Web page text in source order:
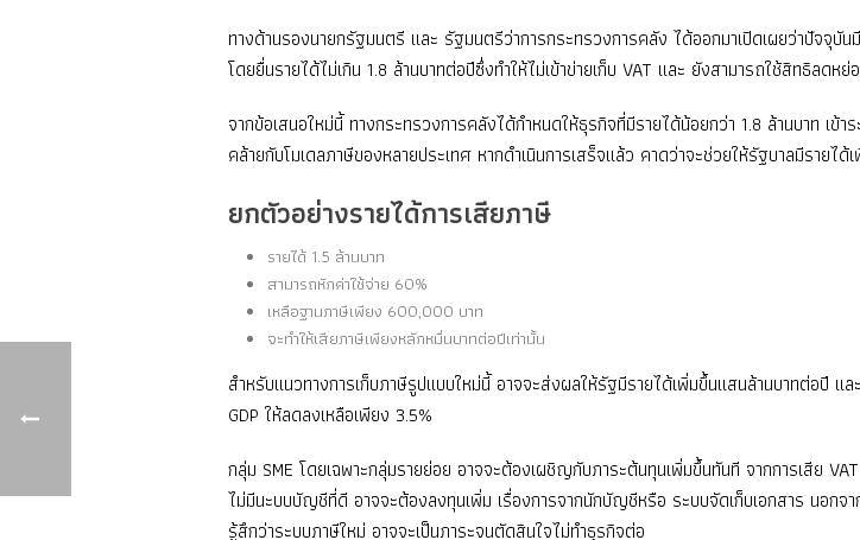
ทางด้านรองนายกรัฐมนตรี และ รัฐมนตรีว่าการกระทรวงการคลัง ได้ออกมาเปิดเผยว่าปัจจุบั
โดยยื่นรายได้ไม่เกิน 1.8 ล้านบาทต่อปีซึ่งทำให้ไม่เข้าข่ายเก็บ VAT และ ยังสามารถใช้สิทธิลดหย่
จากข้อเสนอใหม่นี้ ทางกระทรวงการคลังได้กำหนดให้ธุรกิจที่มีรายได้น้อยกว่า 1.8 ล้านบาท เข้
คล้ายกับโมเดลภาษีของหลายประเทศ หากดำเนินการเสร็จแล้ว คาดว่าจะช่วยให้รัฐบาลมีราย
ยกตัวอย่างรายได้การเสียภาษี
รายได้ 1.5 ล้านบาท
สามารถหักค่าใช้จ่าย 60%
เหลือฐานภาษีเพียง 600,000 บาท
จะทำให้เสียภาษีเพียงหลักหมื่นบาทต่อปีเท่านั้น
สำหรับแนวทางการเก็บภาษีรูปแบบใหม่นี้ อาจจะส่งผลให้รัฐมีรายได้เพิ่มขึ้นแสนล้านบาทต่อปี
GDP ให้ลดลงเหลือเพียง 3.5%
กลุ่ม SME โดยเฉพาะกลุ่มรายย่อย อาจจะต้องเผชิญกับภาระต้นทุนเพิ่มขึ้นทันที จากการเสีย
ไม่มีนะบบบัญชีที่ดี อาจจะต้องลงทุนเพิ่ม เรื่องการจากนักบัญชีหรือ ระบบจัดเก็บเอกสาร นอกจ
รู้สึกว่าระบบภาษีใหม่ อาจจะเป็นภาระจนตัดสินใจไม่ทำธุรกิจต่อ